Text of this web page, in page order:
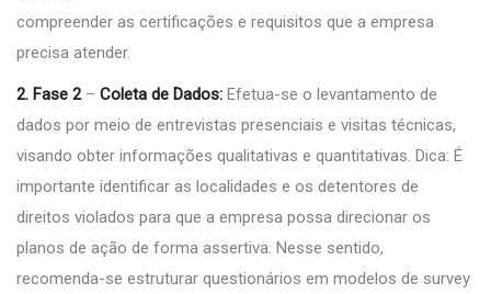
compreender as certificações e requisitos que a empresa
precisa atender.
2. Fase 2– Coleta de Dados: Efetua-se o levantamento de
dados por meio de entrevistas presenciais e visitas técnicas,
visando obter informações qualitativas e quantitativas. Dica: É
importante identificar as localidades e os detentores de
direitos violados para que a empresa possa direcionar os
planos de ação de forma assertiva. Nesse sentido,
recomenda-se estruturar questionários em modelos de survey